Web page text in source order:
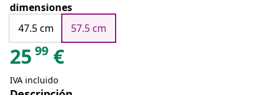
dimensiones
47.5 cm
57.5 cm
25 99 €
IVA incluido